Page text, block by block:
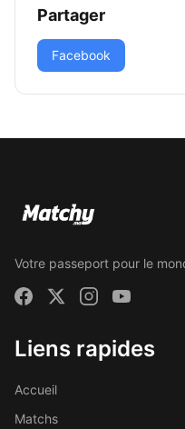
Partager
Facebook
Votre passeport pour le
Liens rapides
Accueil
Matchs